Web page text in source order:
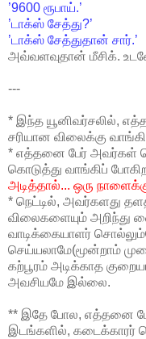
’9600 ரூபாய்.’
’டாக்ஸ் சேத்து?’
’டாக்ஸ் சேத்துதான் சார்.’
அவ்வளவுதான் மீசிக்.
---
* இந்த யூனிவர்சலில்,
சரியான விலைக்கு
* எத்தனை பேர் அவர்கள்
கொடுத்து வாங்கிப்
அடித்தால்... ஒரு
* நெட்டில், அவர்களது
விலைகளையும் அறிந்து
வாடிக்கையாளர்
செய்யலாமே(மூன்றாம்
கற்பூரம் அடிக்காத
அவசியமே இல்லை.
** இதே போல, எத்தனை
இடங்களில், கடைக்காரர்